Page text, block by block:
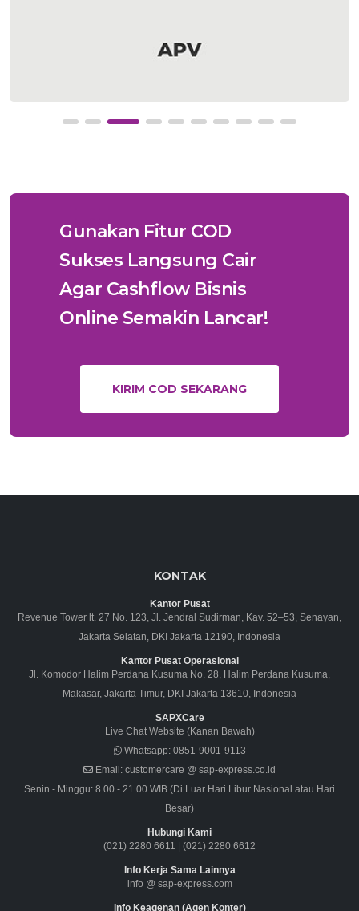
Gunakan Fitur COD
Sukses Langsung Cair
Agar Cashflow Bisnis
Online Semakin Lancar!
KIRIM COD SEKARANG
KONTAK
Kantor Pusat
Revenue Tower lt. 27 No. 123, Jl. Jendral Sudirman, Kav. 52–53, Senayan,
Jakarta Selatan, DKI Jakarta 12190, Indonesia
Kantor Pusat Operasional
Jl. Komodor Halim Perdana Kusuma No. 28, Halim Perdana Kusuma,
Makasar, Jakarta Timur, DKI Jakarta 13610, Indonesia
SAPXCare
Live Chat Website (Kanan Bawah)
Whatsapp:0851-9001-9113
Email: customercare @ sap-express.co.id
Senin - Minggu: 8.00 - 21.00 WIB (Di Luar Hari Libur Nasional atau Hari
Besar)
Hubungi Kami
(021) 2280 6611 | (021) 2280 6612
Info Kerja Sama Lainnya
info @ sap-express.com
Info Keagenan (Agen Konter)